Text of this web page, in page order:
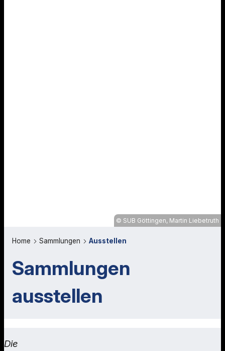
SUB Göttingen, Martin Liebetruth
Home Sammlungen Ausstellen
Sammlungen
ausstellen
Die